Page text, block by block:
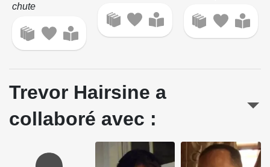
chute
Trevor Hairsine a
collaboré avec :